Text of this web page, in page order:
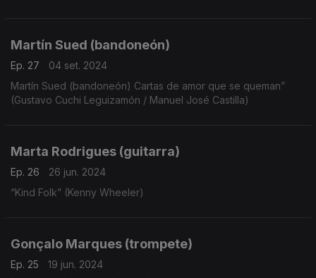
Martín Sued (bandoneón)
Ep. 27
04 set. 2024
Martín Sued (bandoneón) Cartas de amor que se queman”
(Gustavo Cuchi Leguizamón / Manuel José Castilla)
Marta Rodrigues (guitarra)
Ep. 26
26 jun. 2024
“Kind Folk” (Kenny Wheeler)
Gonçalo Marques (trompete)
Ep. 25
19 jun. 2024